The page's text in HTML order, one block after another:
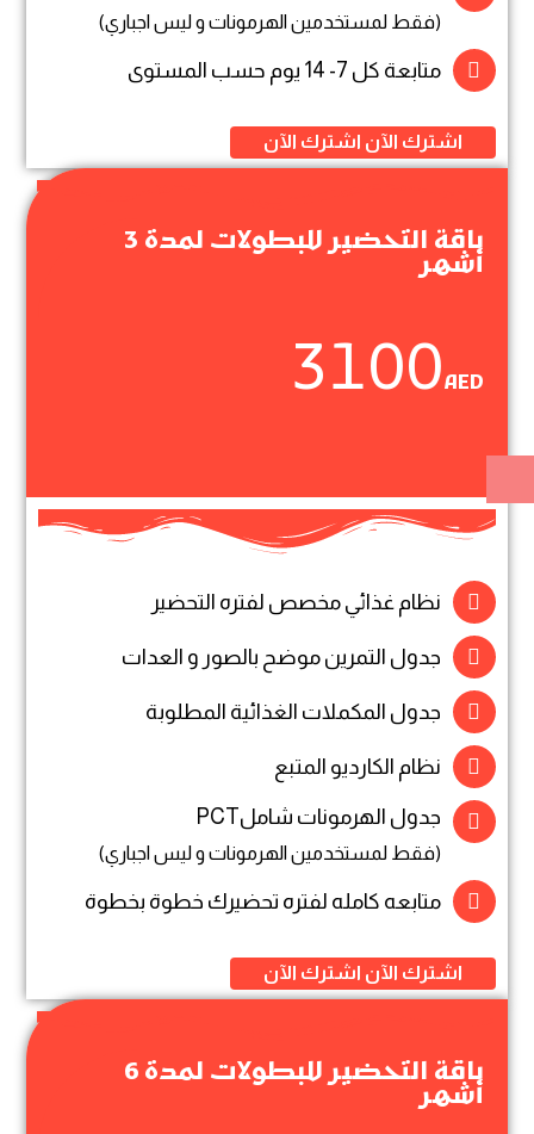
(فقط لمستخدمين الهرمونات و ليس اجباري)
متابعة كل 7- 14 يوم حسب المستوى
اشترك الآن اشترك الآن
أشهر
3100AED
نظام غذائي مخصص لفتره التحضير
جدول التمرين موضح بالصور و العدات
جدول المكملات الغذائية المطلوبة
نظام الكارديو المتبع
جدول الهرمونات شاملPCT
(فقط لمستخدمين الهرمونات و ليس اجباري)
متابعه كامله لفتره تحضيرك خطوة بخطوة
اشترك الآن اشترك الآن
أشهر